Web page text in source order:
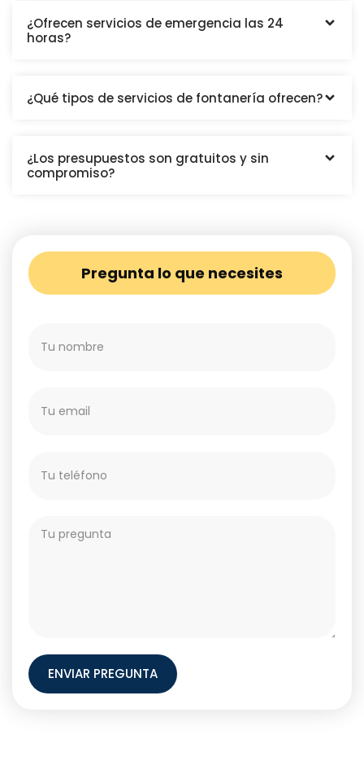
¿Ofrecen servicios de emergencia las 24
horas?
¿Qué tipos de servicios de fontanería ofrecen?
¿Los presupuestos son gratuitos y sin
compromiso?
Pregunta lo que necesites
ENVIAR PREGUNTA